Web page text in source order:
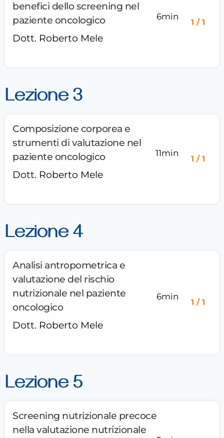
1 / 1
6min
benefici dello screening nel
paziente oncologico
Dott. Roberto Mele
Lezione 3
1 / 1
11min
Composizione corporea e
strumenti di valutazione nel
paziente oncologico
Dott. Roberto Mele
Lezione 4
1 / 1
6min
Analisi antropometrica e
valutazione del rischio
nutrizionale nel paziente
oncologico
Dott. Roberto Mele
Lezione 5
Screening nutrizionale precoce
nella valutazione nutrizionale